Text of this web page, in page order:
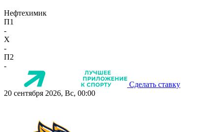
Нефтехимик
П1
-
X
-
П2
-
Сделать ставку
20 сентября 2026, Вс, 00:00